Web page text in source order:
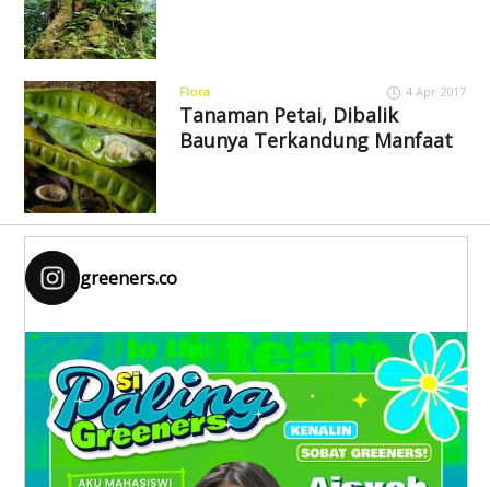
Flora 4 Apr 2017
Tanaman Petai, Dibalik
Baunya Terkandung Manfaat
greeners.co